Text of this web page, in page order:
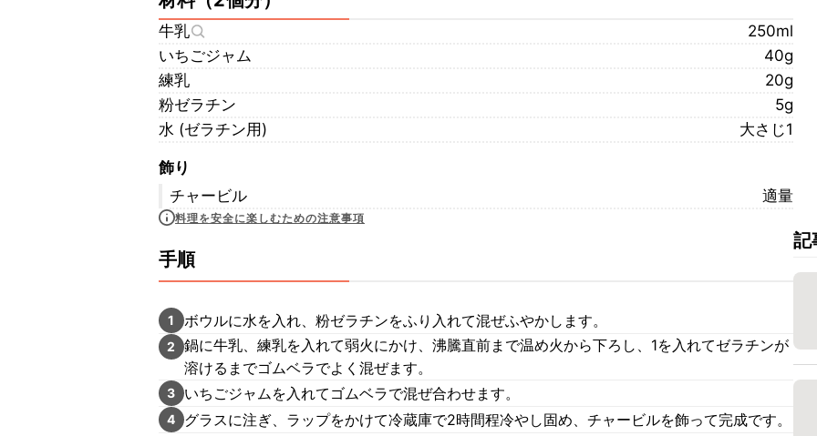
牛乳
250ml
いちごジャム
40g
練乳
20g
粉ゼラチン
5g
水 (ゼラチン用)
大さじ1
飾り
チャービル
適量
料理を安全に楽しむための注意事項
手順
1 ボウルに水を入れ、粉ゼラチンをふり入れて混ぜふやかします。
2
鍋に牛乳、練乳を入れて弱火にかけ、沸騰直前まで温め火から下ろし、1を入れてゼラチンが
溶けるまでゴムベラでよく混ぜます。
3 いちごジャムを入れてゴムベラで混ぜ合わせます。
4 グラスに注ぎ、ラップをかけて冷蔵庫で2時間程冷やし固め、チャービルを飾って完成です。
記